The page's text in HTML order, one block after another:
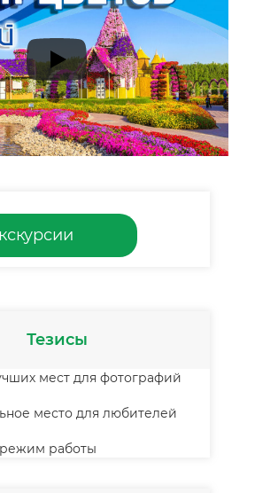
Тезисы
мест для фотографий
место для любителей
работы